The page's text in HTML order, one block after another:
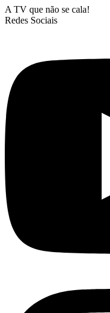
A TV que não se cala!
Redes Sociais